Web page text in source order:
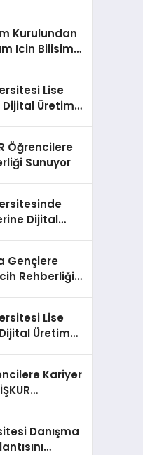
Kurulundan
Icin Bilisim
Lise
Üretim
Öğrencilere
Sunuyor
Dijital
Gençlere
Rehberliği
Lise
Üretim
Kariyer
Danışma